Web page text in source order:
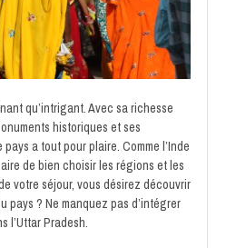
qu’intrigant. Avec sa richesse
historiques et ses
a tout pour plaire. Comme l’Inde
de bien choisir les régions et les
votre séjour, vous désirez découvrir
pays ? Ne manquez pas d’intégrer
l’Uttar Pradesh.